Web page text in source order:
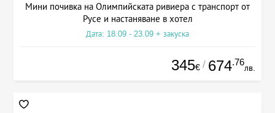
Мини почивка на Олимпийската ривиера с транспорт от
Русе и настаняване в хотел
Дата: 18.09 - 23.09 + закуска
345€ / 674.76
лв.